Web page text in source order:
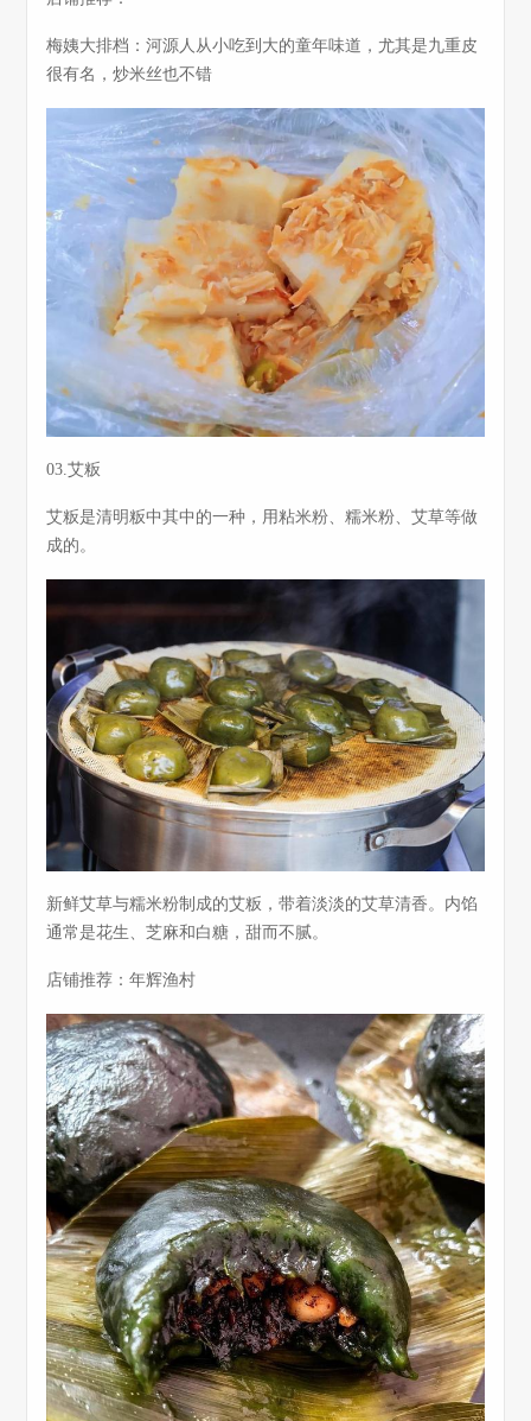
梅姨大排档：河源人从小吃到大的童年味道，尤其是九重皮
很有名，炒米丝也不错
03.艾粄
艾粄是清明粄中其中的一种，用粘米粉、糯米粉、艾草等做
成的。
新鲜艾草与糯米粉制成的艾粄，带着淡淡的艾草清香。内馅
通常是花生、芝麻和白糖，甜而不腻。
店铺推荐：年辉渔村